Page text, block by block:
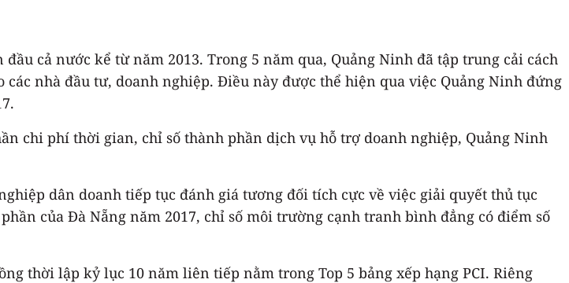
cả nước kể từ năm 2013. Trong 5 năm qua, Quảng Ninh đã tập trung cải cách
nhà đầu tư, doanh nghiệp. Điều này được thể hiện qua việc Quảng Ninh đứng
chi phí thời gian, chỉ số thành phần dịch vụ hỗ trợ doanh nghiệp, Quảng Ninh
dân doanh tiếp tục đánh giá tương đối tích cực về việc giải quyết thủ tục
của Đà Nẵng năm 2017, chỉ số môi trường cạnh tranh bình đẳng có điểm số
thời lập kỷ lục 10 năm liên tiếp nằm trong Top 5 bảng xếp hạng PCI. Riêng